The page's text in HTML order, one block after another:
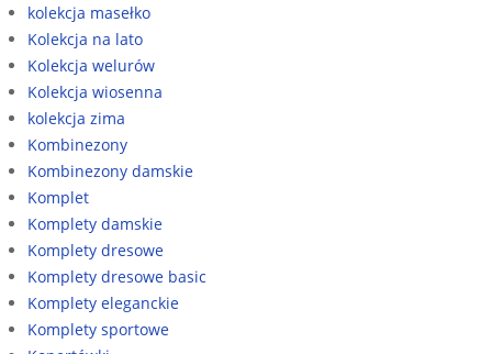
kolekcja masełko
Kolekcja na lato
Kolekcja welurów
Kolekcja wiosenna
kolekcja zima
Kombinezony
Kombinezony damskie
Komplet
Komplety damskie
Komplety dresowe
Komplety dresowe basic
Komplety eleganckie
Komplety sportowe